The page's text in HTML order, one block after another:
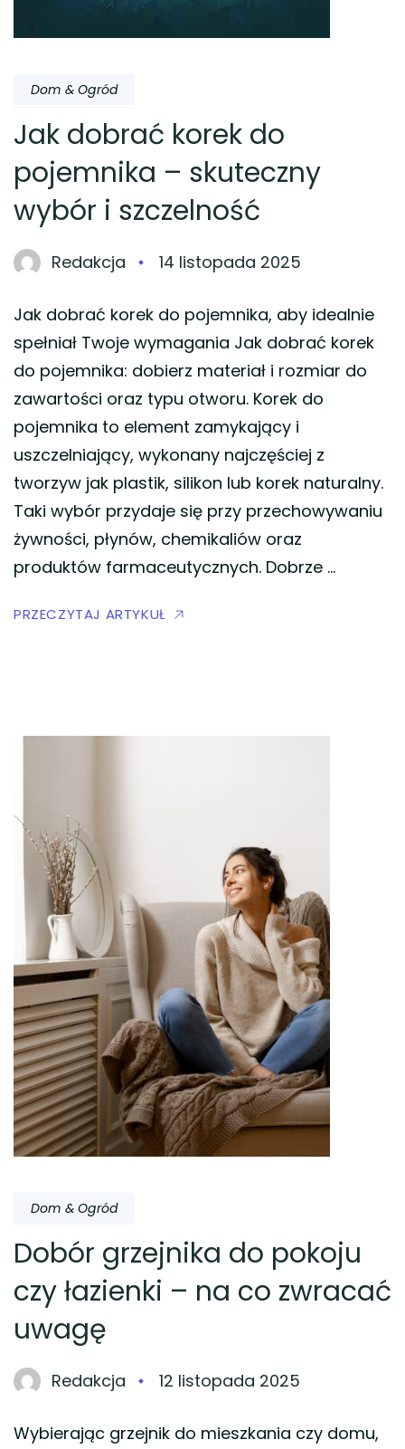
Dom & Ogród
Jak dobrać korek do
pojemnika – skuteczny
wybór i szczelność
Redakcja 14 listopada 2025
Jak dobrać korek do pojemnika, aby idealnie
spełniał Twoje wymagania Jak dobrać korek
do pojemnika: dobierz materiał i rozmiar do
zawartości oraz typu otworu. Korek do
pojemnika to element zamykający i
uszczelniający, wykonany najczęściej z
tworzyw jak plastik, silikon lub korek naturalny.
Taki wybór przydaje się przy przechowywaniu
żywności, płynów, chemikaliów oraz
produktów farmaceutycznych. Dobrze …
PRZECZYTAJ ARTYKUŁ
Dom & Ogród
Dobór grzejnika do pokoju
czy łazienki – na co zwracać
uwagę
Redakcja 12 listopada 2025
Wybierając grzejnik do mieszkania czy domu,